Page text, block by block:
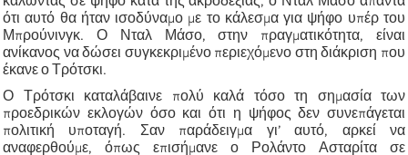
ότι αυτό θα ήταν ισοδύναμο με το κάλεσμα για ψήφο υπέρ του
Μπρούνινγκ. Ο Νταλ Μάσο, στην πραγματικότητα, είναι
ανίκανος να δώσει συγκεκριμένο περιεχόμενο στη διάκριση που
έκανε ο Τρότσκι.
Ο Τρότσκι καταλάβαινε πολύ καλά τόσο τη σημασία των
προεδρικών εκλογών όσο και ότι η ψήφος δεν συνεπάγεται
πολιτική υποταγή. Σαν παράδειγμα γι’ αυτό, αρκεί να
αναφερθούμε, όπως επισήμανε ο Ρολάντο Ασταρίτα σε